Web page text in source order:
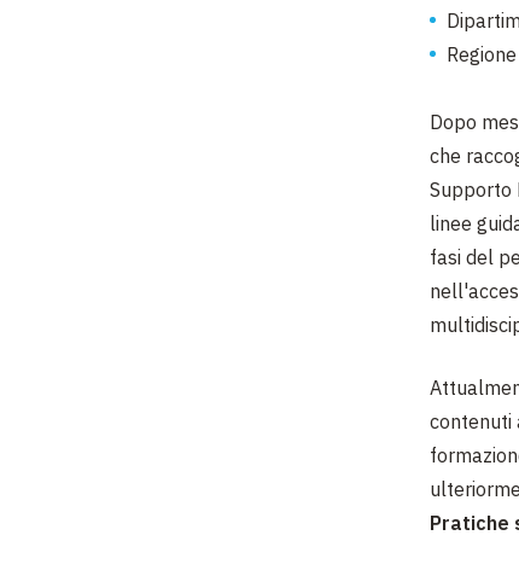
Dopo
che
Supporto
linee
fasi del
contenuti
Pratiche